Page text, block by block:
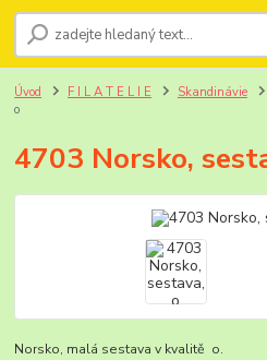
Úvod F I L A T E L I E Skandinávie
o
4703 Norsko,
Norsko, malá sestava v kvalitě